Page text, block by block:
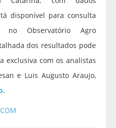
disponível para consulta
no Observatório Agro
dos resultados pode
exclusiva com os analistas
e Luis Augusto Araujo,
.